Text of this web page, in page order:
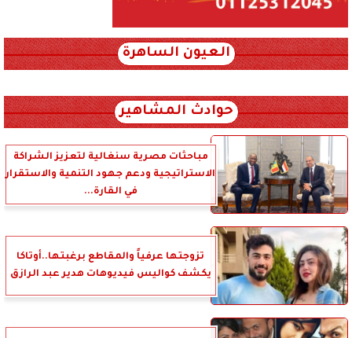
العيون الساهرة
حوادث المشاهير
مباحثات مصرية سنغالية لتعزيز الشراكة
الاستراتيجية ودعم جهود التنمية والاستقرار
في القارة...
تزوجتها عرفياً والمقاطع برغبتها..أوتاكا
يكشف كواليس فيديوهات هدير عبد الرازق